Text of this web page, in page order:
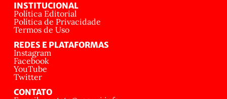
INSTITUCIONAL
Política Editorial
Política de Privacidade
Termos de Uso
REDES E PLATAFORMAS
Instagram
Facebook
YouTube
Twitter
CONTATO